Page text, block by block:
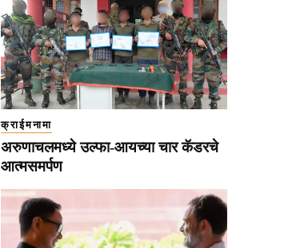
क्राईमनामा
अरुणाचलमध्ये उल्फा-आयच्या चार कॅडरचे
आत्मसमर्पण